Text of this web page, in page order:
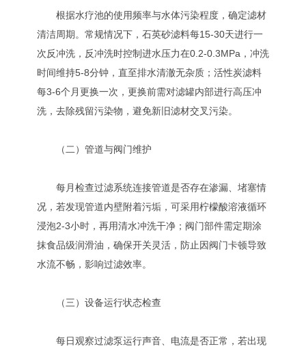
根据水疗池的使用频率与水体污染程度，确定滤材
清洁周期。常规情况下，石英砂滤料每15-30天进行一
次反冲洗，反冲洗时控制进水压力在0.2-0.3MPa，冲洗
时间维持5-8分钟，直至排水清澈无杂质；活性炭滤料
每3-6个月更换一次，更换前需对滤罐内部进行高压冲
洗，去除残留污染物，避免新旧滤材交叉污染。
（二）管道与阀门维护
每月检查过滤系统连接管道是否存在渗漏、堵塞情
况，若发现管道内壁附着污垢，可采用柠檬酸溶液循环
浸泡2-3小时，再用清水冲洗干净；阀门部件需定期涂
抹食品级润滑油，确保开关灵活，防止因阀门卡顿导致
水流不畅，影响过滤效率。
（三）设备运行状态检查
每日观察过滤泵运行声音、电流是否正常，若出现